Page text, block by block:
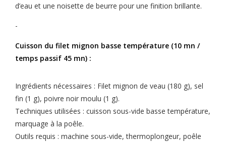
d’eau et une noisette de beurre pour une finition brillante.
-
Cuisson du filet mignon basse température (10 mn /
temps passif 45 mn) :
Ingrédients nécessaires : Filet mignon de veau (180 g), sel
fin (1 g), poivre noir moulu (1 g).
Techniques utilisées : cuisson sous-vide basse température,
marquage à la poêle.
Outils requis : machine sous-vide, thermoplongeur, poêle